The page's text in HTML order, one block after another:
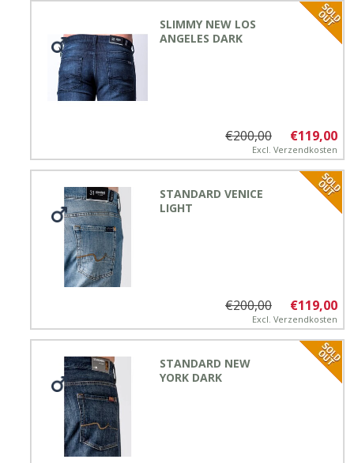
SLIMMY NEW LOS
ANGELES DARK
€119,00
€200,00
Excl. Verzendkosten
STANDARD VENICE
LIGHT
€119,00
€200,00
Excl. Verzendkosten
STANDARD NEW
YORK DARK